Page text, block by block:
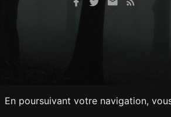
En poursuivant votre navigation,